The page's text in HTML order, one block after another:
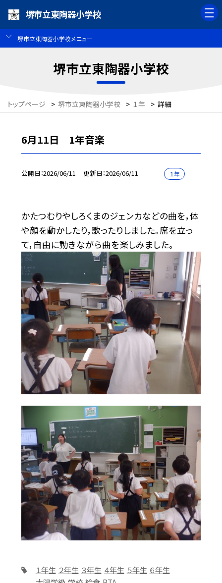
堺市立東陶器小学校
堺市立東陶器小学校メニュー
堺市立東陶器小学校
トップページ > 堺市立東陶器小学校 > １年 > 詳細
6月11日 1年音楽
公開日 2026/06/11 更新日 2026/06/11 １年
かたつむりやしろくまのジェンカなどの曲を，体
や顔を動かしたり，歌ったりしました。席を立っ
て，自由に動きながら曲を楽しみました。
１年生 ２年生 ３年生 ４年生 ５年生 ６年生